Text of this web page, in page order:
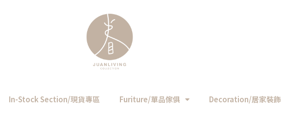
In-Stock Section/現貨專區 Furiture/單品傢俱 Decoration/居家裝飾